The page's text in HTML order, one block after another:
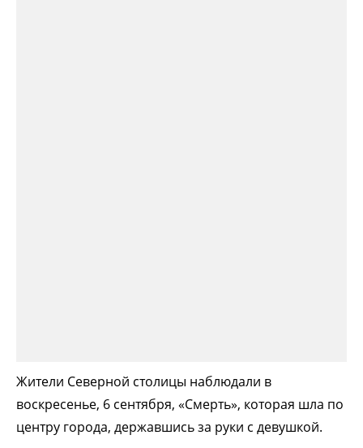
Жители Северной столицы наблюдали в
воскресенье, 6 сентября, «Смерть», которая шла по
центру города, державшись за руки с девушкой.